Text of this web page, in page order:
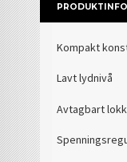
PRODUKTINFO
Kompakt
Lavt lydnivå
Avtagbart